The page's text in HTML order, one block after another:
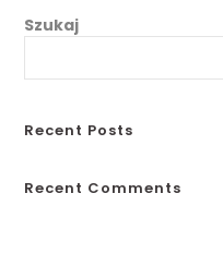
Szukaj
Recent Posts
Recent Comments